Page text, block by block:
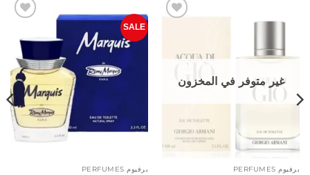
غير متوفر في المخزون
برفيوم PERFUMES
SALE
إلى
المفضلة
برفيوم PERFUMES